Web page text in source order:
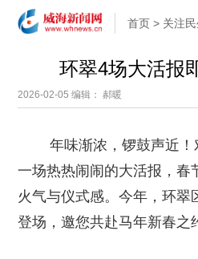
首页 > 关注
环翠4场大活报
2026-02-05编辑： 郝暖
年味渐浓，锣鼓声近！
一场热热闹闹的大活报，春
火气与仪式感。今年，环翠
登场，邀您共赴马年新春之